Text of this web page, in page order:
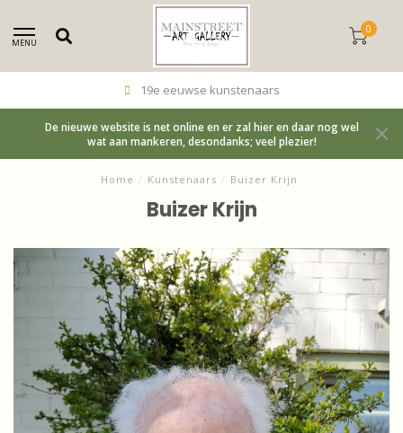
MENU
0
19e eeuwse kunstenaars
De nieuwe website is net online en er zal hier en daar nog wel
wat aan mankeren, desondanks; veel plezier!
Home / Kunstenaars / Buizer Krijn
Buizer Krijn